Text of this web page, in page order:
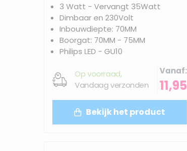
3 Watt - Vervangt 35Watt
Dimbaar en 230Volt
Inbouwdiepte: 70MM
Boorgat: 70MM - 75MM
Philips LED - GU10
Op voorraad,
Vandaag verzonden
Vanaf
11,95
Bekijk het product